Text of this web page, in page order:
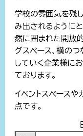
学校の雰囲気を残
み出されるように
然に囲まれた開放
グスペース、横の
していく企業様に
ております。
イベントスペースや
点です。